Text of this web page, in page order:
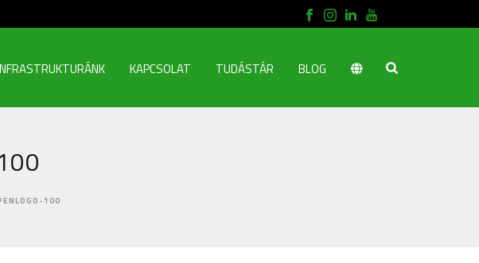
KAPCSOLAT TUDÁSTÁR BLOG
100